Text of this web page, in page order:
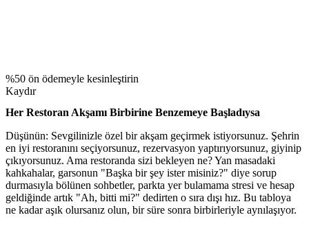
%50 ön ödemeyle kesinleştirin
Kaydır
Her Restoran Akşamı Birbirine Benzemeye Başladıysa
Düşünün: Sevgilinizle özel bir akşam geçirmek istiyorsunuz. Şehrin
en iyi restoranını seçiyorsunuz, rezervasyon yaptırıyorsunuz, giyinip
çıkıyorsunuz. Ama restoranda sizi bekleyen ne? Yan masadaki
kahkahalar, garsonun "Başka bir şey ister misiniz?" diye sorup
durmasıyla bölünen sohbetler, parkta yer bulamama stresi ve hesap
geldiğinde artık "Ah, bitti mi?" dedirten o sıra dışı hız. Bu tabloya
ne kadar aşık olursanız olun, bir süre sonra birbirleriyle aynılaşıyor.